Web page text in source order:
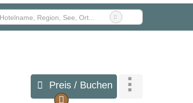
Preis / Buchen